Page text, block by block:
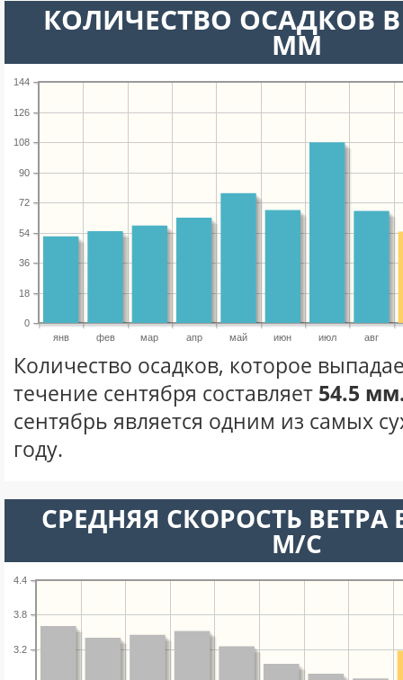
КОЛИЧЕСТВО ОСАДКОВ В
ММ
янв фев мар апр май июн июл авг
0
18
36
54
72
90
108
126
144
Количество осадков, которое
течение сентября составляет 54.5
сентябрь является одним из самых
году.
СРЕДНЯЯ СКОРОСТЬ ВЕТРА
М/С
3.2
3.8
4.4